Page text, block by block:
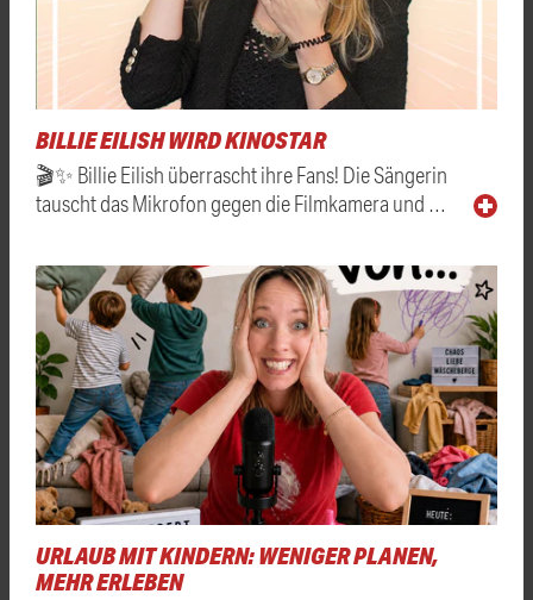
BILLIE EILISH WIRD KINOSTAR
🎬✨ Billie Eilish überrascht ihre Fans! Die Sängerin
tauscht das Mikrofon gegen die Filmkamera und …
URLAUB MIT KINDERN: WENIGER PLANEN,
MEHR ERLEBEN